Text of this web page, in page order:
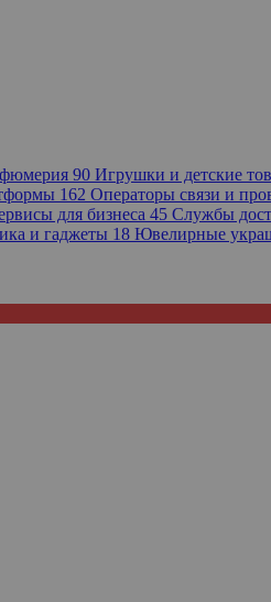
90 Игрушки и детские
162 Операторы связи и
для бизнеса 45 Службы
и гаджеты 18 Ювелирные